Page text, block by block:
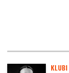
KLUBI